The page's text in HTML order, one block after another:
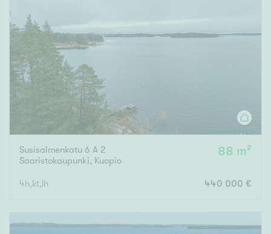
Susisalmenkatu 6 A 2
Saaristokaupunki, Kuopio
88 m²
4h,kt,lh 440 000 €